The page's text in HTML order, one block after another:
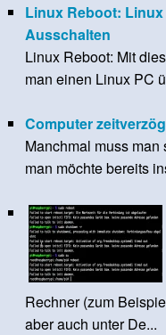
Linux Reboot:
Ausschalten
Linux Reboot: Mit
man einen Linux PC
Computer
Manchmal muss
man möchte bereits
Rechner (zum
aber auch unter De...